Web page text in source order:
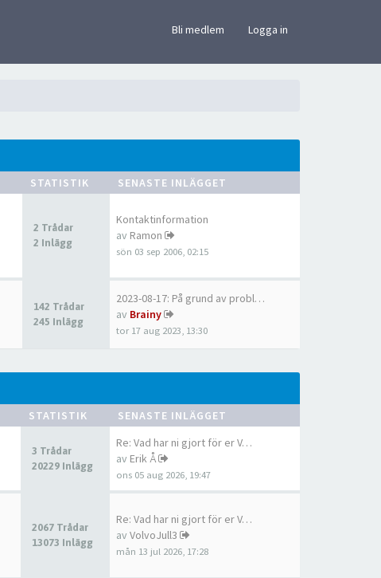
Bli medlem Logga in
STATISTIK SENASTE INLÄGGET
2 Trådar
2 Inlägg
Kontaktinformation
av Ramon
sön 03 sep 2006, 02:15
142 Trådar
245 Inlägg
2023-08-17: På grund av probl…
av Brainy
tor 17 aug 2023, 13:30
STATISTIK SENASTE INLÄGGET
3 Trådar
20229 Inlägg
Re: Vad har ni gjort för er V…
av Erik Å
ons 05 aug 2026, 19:47
2067 Trådar
13073 Inlägg
Re: Vad har ni gjort för er V…
av VolvoJull3
mån 13 jul 2026, 17:28